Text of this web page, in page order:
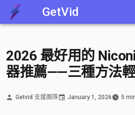
GetVid
2026 最好用的
器推薦——三種方法
Getvid 支援團隊 January 1, 2026 5